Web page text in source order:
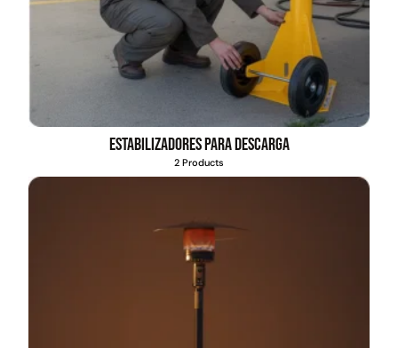
Estabilizadores para descarga
2 Products